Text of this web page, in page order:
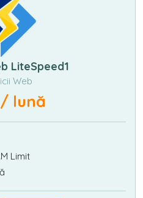
LiteSpeed1
Web
lună
Limit